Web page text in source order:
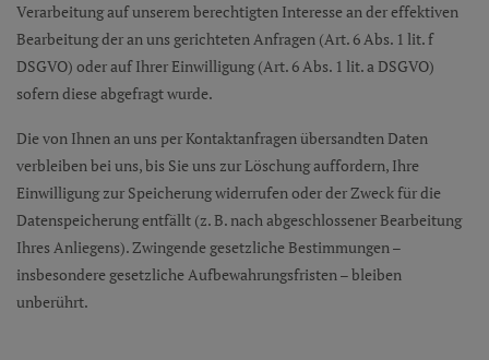
Verarbeitung auf unserem berechtigten Interesse an der effektiven
Bearbeitung der an uns gerichteten Anfragen (Art. 6 Abs. 1 lit. f
DSGVO) oder auf Ihrer Einwilligung (Art. 6 Abs. 1 lit. a DSGVO)
sofern diese abgefragt wurde.
Die von Ihnen an uns per Kontaktanfragen übersandten Daten
verbleiben bei uns, bis Sie uns zur Löschung auffordern, Ihre
Einwilligung zur Speicherung widerrufen oder der Zweck für die
Datenspeicherung entfällt (z. B. nach abgeschlossener Bearbeitung
Ihres Anliegens). Zwingende gesetzliche Bestimmungen –
insbesondere gesetzliche Aufbewahrungsfristen – bleiben
unberührt.